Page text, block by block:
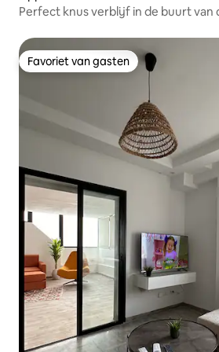
Perfect knus verblijf in de buurt van
Favoriet van gasten
Favoriet van gasten